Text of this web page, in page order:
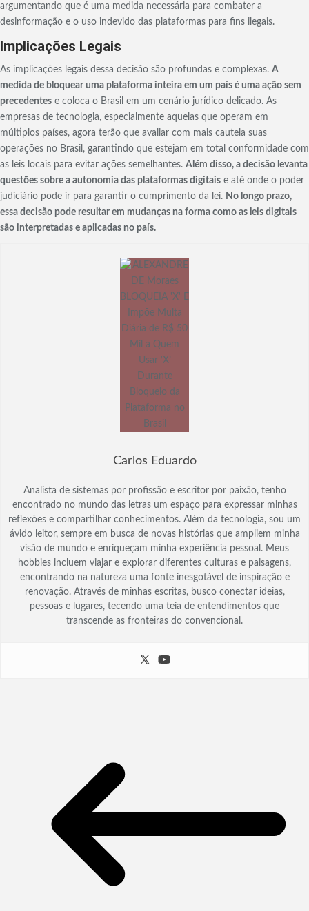
argumentando que é uma medida necessária para combater a
desinformação e o uso indevido das plataformas para fins ilegais.
Implicações Legais
As implicações legais dessa decisão são profundas e complexas. A
medida de bloquear uma plataforma inteira em um país é uma ação sem
precedentes e coloca o Brasil em um cenário jurídico delicado. As
empresas de tecnologia, especialmente aquelas que operam em
múltiplos países, agora terão que avaliar com mais cautela suas
operações no Brasil, garantindo que estejam em total conformidade com
as leis locais para evitar ações semelhantes. Além disso, a decisão levanta
questões sobre a autonomia das plataformas digitais e até onde o poder
judiciário pode ir para garantir o cumprimento da lei. No longo prazo,
essa decisão pode resultar em mudanças na forma como as leis digitais
são interpretadas e aplicadas no país.
Carlos Eduardo
Analista de sistemas por profissão e escritor por paixão, tenho
encontrado no mundo das letras um espaço para expressar minhas
reflexões e compartilhar conhecimentos. Além da tecnologia, sou um
ávido leitor, sempre em busca de novas histórias que ampliem minha
visão de mundo e enriqueçam minha experiência pessoal. Meus
hobbies incluem viajar e explorar diferentes culturas e paisagens,
encontrando na natureza uma fonte inesgotável de inspiração e
renovação. Através de minhas escritas, busco conectar ideias,
pessoas e lugares, tecendo uma teia de entendimentos que
transcende as fronteiras do convencional.